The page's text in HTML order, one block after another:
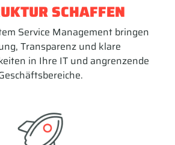
SCHAFFEN
Service Management bringen
Transparenz und klare
in Ihre IT und angrenzende